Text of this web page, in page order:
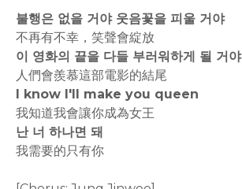
불행은 없을 거야 웃음꽃을 피울 거야
不再有不幸，笑聲會綻放
이 영화의 끝을 다들 부러워하게 될 거야
人們會羨慕這部電影的結尾
I know I'll make you queen
我知道我會讓你成為女王
난 너 하나면 돼
我需要的只有你